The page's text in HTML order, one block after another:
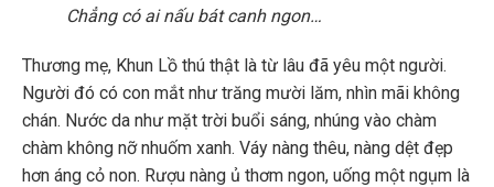
Chẳng có ai nấu bát canh ngon…
Thương mẹ, Khun Lồ thú thật là từ lâu đã yêu một người.
Người đó có con mắt như trăng mười lăm, nhìn mãi không
chán. Nước da như mặt trời buổi sáng, nhúng vào chàm
chàm không nỡ nhuốm xanh. Váy nàng thêu, nàng dệt đẹp
hơn áng cỏ non. Rượu nàng ủ thơm ngon, uống một ngụm là